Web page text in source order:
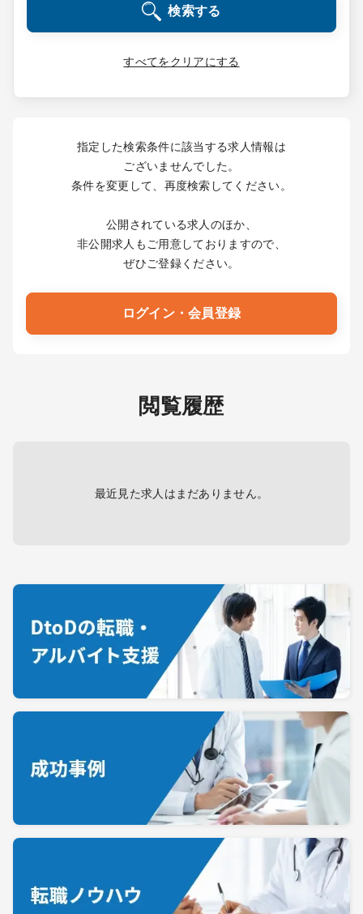
転職ノウハウ
受付時間 9:00 ～ 18:00（平日）
クリニック開業
検索する
すべてをクリアにする
指定した検索条件に該当する求人情報は
ございませんでした。
条件を変更して、再度検索してください。
公開されている求人のほか、
非公開求人もご用意しておりますので、
ぜひご登録ください。
ログイン・会員登録
閲覧履歴
最近見た求人はまだありません。